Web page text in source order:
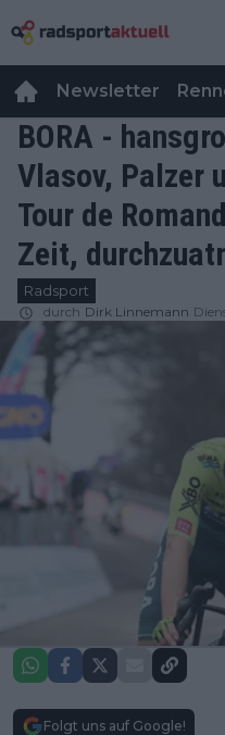
Newsletter
BORA -
Vlasov, Palzer
Tour de
Zeit,
Radsport
durch Dirk Linnemann
Folgt uns auf Google!